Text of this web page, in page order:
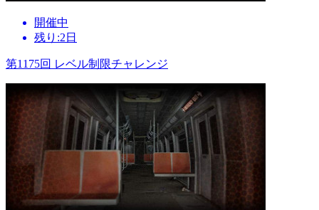
開催中
残り:2日
第1175回 レベル制限チャレンジ